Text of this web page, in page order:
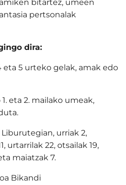
bitartez, umeen
pertsonalak
dira:
5 urteko gelak, amak edo
eta 2. mailako umeak,
urriak 2,
urtarrilak 22, otsailak 19,
maiatzak 7.
Bikandi